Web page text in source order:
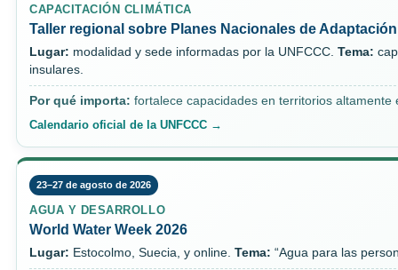
CAPACITACIÓN CLIMÁTICA
Taller regional sobre Planes Nacionales de Adaptación
Lugar: modalidad y sede informadas por la UNFCCC. Tema:
insulares.
Por qué importa: fortalece capacidades en territorios
Calendario oficial de la UNFCCC →
23–27 de agosto de 2026
AGUA Y DESARROLLO
World Water Week 2026
Lugar: Estocolmo, Suecia, y online. Tema: “Agua para las